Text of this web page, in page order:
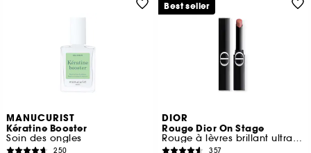
MANUCURIST
Kératine Booster
Soin des ongles
250
DIOR
Rouge Dior On Stage
Rouge à lèvres brillant ultra longue tenue
357
Best seller